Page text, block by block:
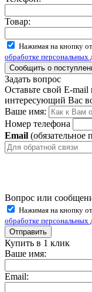
Товар:
Нажимая на кнопку
обработке персональных
Задать вопрос
Оставьте свой E-
интересующий Вас
Ваше имя:
Номер телефона
Email (обязательное
Вопрос или
Нажимая на кнопку
обработке персональных
Купить в 1 клик
Ваше имя:
Email: